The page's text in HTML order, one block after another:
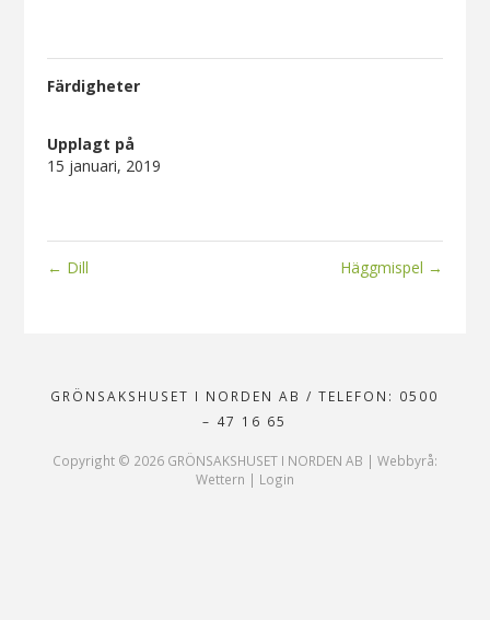
Färdigheter
Upplagt på
15 januari, 2019
← Dill Häggmispel →
GRÖNSAKSHUSET I NORDEN AB/ TELEFON: 0500
– 47 16 65
Copyright © 2026GRÖNSAKSHUSET I NORDEN AB | Webbyrå:
Wettern | Login